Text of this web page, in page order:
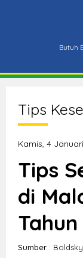
Butuh
Tips
Kamis, 4
Tips
di
Tahun
Sumber :